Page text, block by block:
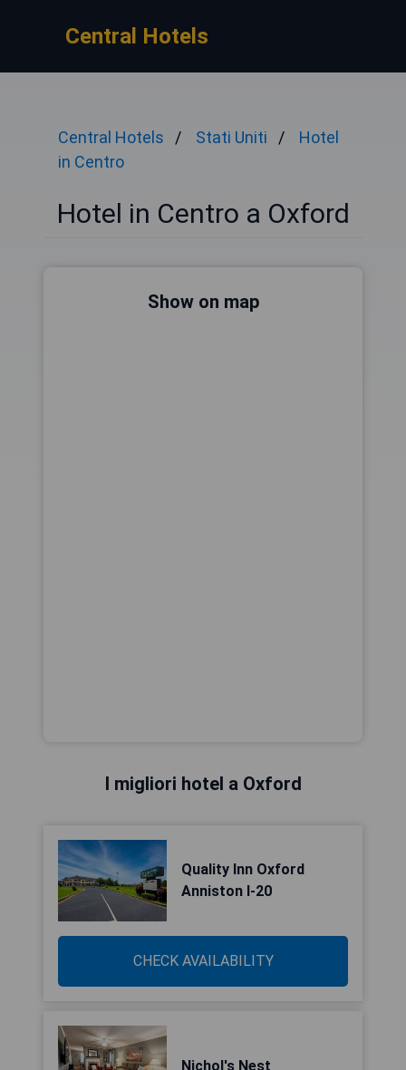
Central Hotels
Central Hotels Stati Uniti
Hotel
in Centro
Hotel in Centro a Oxford
Show on map
I migliori hotel a Oxford
Quality Inn Oxford
Anniston I-20
CHECK AVAILABILITY
Nichol's Nest